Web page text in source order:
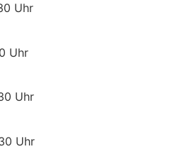
Uhr
Uhr
Uhr
Uhr